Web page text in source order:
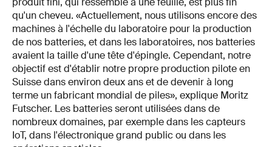
qu'un cheveu. «Actuellement, nous utilisons encore des
machines à l'échelle du laboratoire pour la production
de nos batteries, et dans les laboratoires, nos batteries
avaient la taille d'une tête d'épingle. Cependant, notre
objectif est d'établir notre propre production pilote en
Suisse dans environ deux ans et de devenir à long
terme un fabricant mondial de piles», explique Moritz
Futscher. Les batteries seront utilisées dans de
nombreux domaines, par exemple dans les capteurs
IoT, dans l'électronique grand public ou dans les